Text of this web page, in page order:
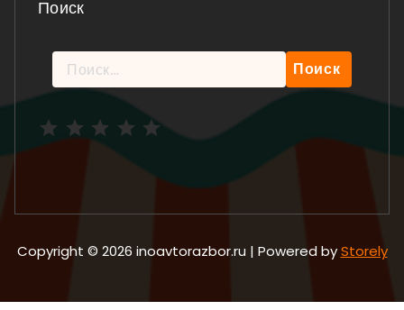
Поиск
Найти:
Copyright © 2026 inoavtorazbor.ru | Powered byStorely